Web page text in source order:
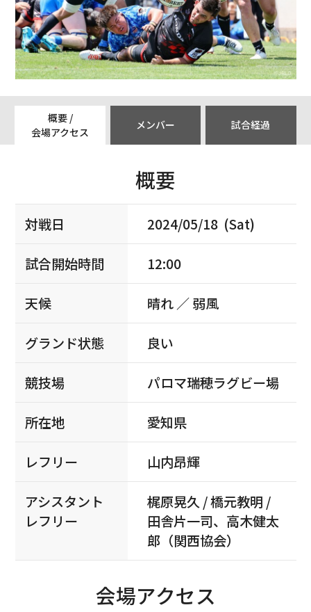
概要 /
会場アクセス
メンバー 試合経過
概要
対戦日 2024/05/18 (Sat)
試合開始時間 12:00
天候 晴れ ／ 弱風
グランド状態 良い
競技場 パロマ瑞穂ラグビー場
所在地 愛知県
レフリー 山内昂輝
アシスタント
レフリー
梶原晃久 / 橋元教明 /
田舎片一司、高木健太
郎（関西協会）
会場アクセス